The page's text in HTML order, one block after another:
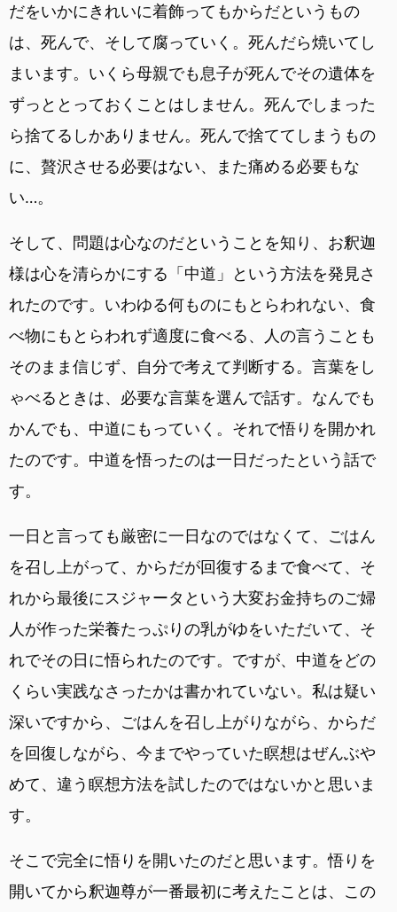
だをいかにきれいに着飾ってもからだというもの
は、死んで、そして腐っていく。死んだら焼いてし
まいます。いくら母親でも息子が死んでその遺体を
ずっととっておくことはしません。死んでしまった
ら捨てるしかありません。死んで捨ててしまうもの
に、贅沢させる必要はない、また痛める必要もな
い…。
そして、問題は心なのだということを知り、お釈迦
様は心を清らかにする「中道」という方法を発見さ
れたのです。いわゆる何ものにもとらわれない、食
べ物にもとらわれず適度に食べる、人の言うことも
そのまま信じず、自分で考えて判断する。言葉をし
ゃべるときは、必要な言葉を選んで話す。なんでも
かんでも、中道にもっていく。それで悟りを開かれ
たのです。中道を悟ったのは一日だったという話で
す。
一日と言っても厳密に一日なのではなくて、ごはん
を召し上がって、からだが回復するまで食べて、そ
れから最後にスジャータという大変お金持ちのご婦
人が作った栄養たっぷりの乳がゆをいただいて、そ
れでその日に悟られたのです。ですが、中道をどの
くらい実践なさったかは書かれていない。私は疑い
深いですから、ごはんを召し上がりながら、からだ
を回復しながら、今までやっていた瞑想はぜんぶや
めて、違う瞑想方法を試したのではないかと思いま
す。
そこで完全に悟りを開いたのだと思います。悟りを
開いてから釈迦尊が一番最初に考えたことは、この